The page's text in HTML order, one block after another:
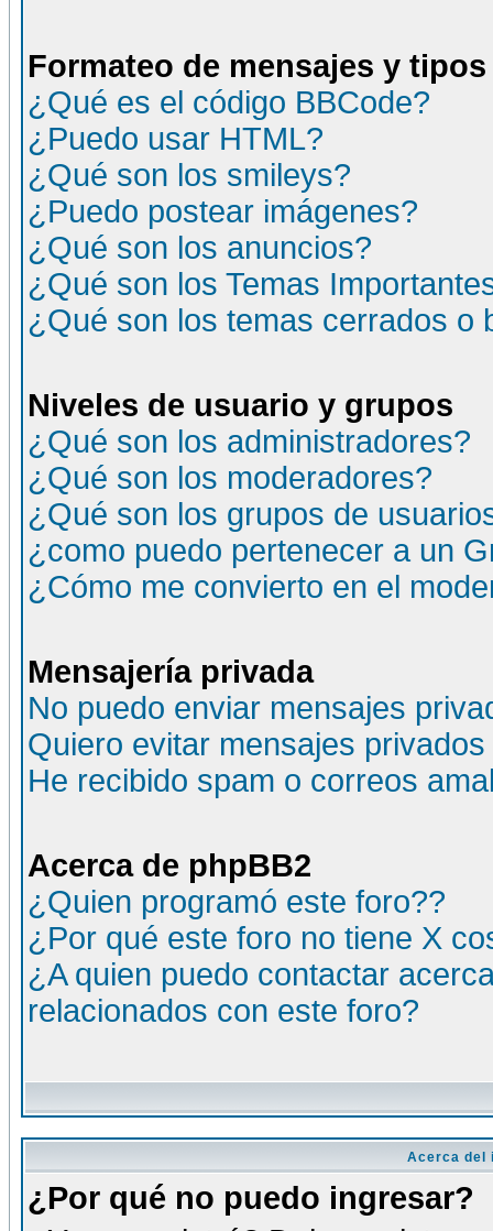
Formateo de mensajes y
¿Qué es el código BBCode?
¿Puedo usar HTML?
¿Qué son los smileys?
¿Puedo postear imágenes?
¿Qué son los anuncios?
¿Qué son los Temas
¿Qué son los temas cerrados o
Niveles de usuario y grupos
¿Qué son los administradores?
¿Qué son los moderadores?
¿Qué son los grupos de
¿como puedo pertenecer a un
¿Cómo me convierto en el
Mensajería privada
No puedo enviar mensajes
Quiero evitar mensajes
He recibido spam o correos
Acerca de phpBB2
¿Quien programó este foro??
¿Por qué este foro no tiene X
¿A quien puedo contactar
relacionados con este foro?
Acerca del
¿Por qué no puedo ingresar?